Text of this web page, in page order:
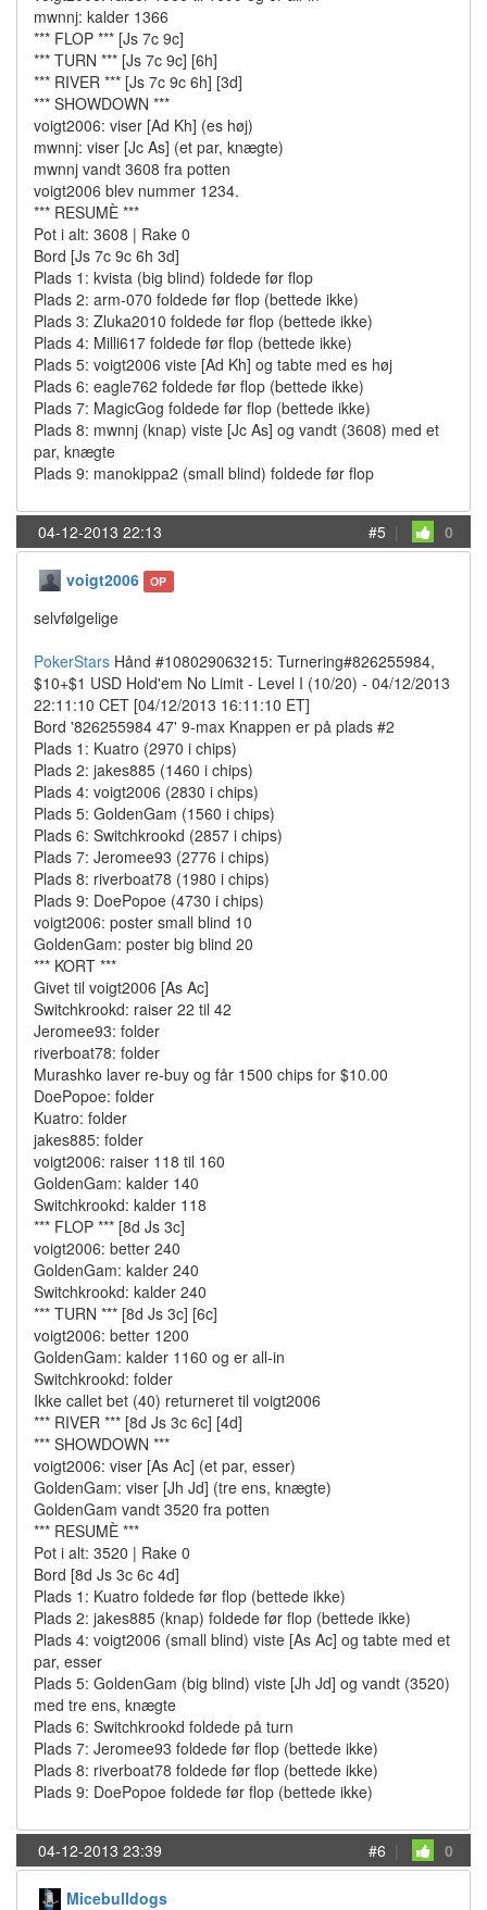
mwnnj: kalder 1366
*** FLOP *** [Js 7c 9c]
*** TURN *** [Js 7c 9c] [6h]
*** RIVER *** [Js 7c 9c 6h] [3d]
*** SHOWDOWN ***
voigt2006: viser [Ad Kh] (es høj)
mwnnj: viser [Jc As] (et par, knægte)
mwnnj vandt 3608 fra potten
voigt2006 blev nummer 1234.
*** RESUMÈ ***
Pot i alt: 3608 | Rake 0
Bord [Js 7c 9c 6h 3d]
Plads 1: kvista (big blind) foldede før flop
Plads 2: arm-070 foldede før flop (bettede ikke)
Plads 3: Zluka2010 foldede før flop (bettede ikke)
Plads 4: Milli617 foldede før flop (bettede ikke)
Plads 5: voigt2006 viste [Ad Kh] og tabte med es høj
Plads 6: eagle762 foldede før flop (bettede ikke)
Plads 7: MagicGog foldede før flop (bettede ikke)
Plads 8: mwnnj (knap) viste [Jc As] og vandt (3608) med et
par, knægte
Plads 9: manokippa2 (small blind) foldede før flop
04-12-2013 22:13 #5 | 0
voigt2006 OP
selvfølgelige
PokerStars Hånd #108029063215: Turnering#826255984,
$10+$1 USD Hold'em No Limit - Level I (10/20) - 04/12/2013
22:11:10 CET [04/12/2013 16:11:10 ET]
Bord '826255984 47' 9-max Knappen er på plads #2
Plads 1: Kuatro (2970 i chips)
Plads 2: jakes885 (1460 i chips)
Plads 4: voigt2006 (2830 i chips)
Plads 5: GoldenGam (1560 i chips)
Plads 6: Switchkrookd (2857 i chips)
Plads 7: Jeromee93 (2776 i chips)
Plads 8: riverboat78 (1980 i chips)
Plads 9: DoePopoe (4730 i chips)
voigt2006: poster small blind 10
GoldenGam: poster big blind 20
*** KORT ***
Givet til voigt2006 [As Ac]
Switchkrookd: raiser 22 til 42
Jeromee93: folder
riverboat78: folder
Murashko laver re-buy og får 1500 chips for $10.00
DoePopoe: folder
Kuatro: folder
jakes885: folder
voigt2006: raiser 118 til 160
GoldenGam: kalder 140
Switchkrookd: kalder 118
*** FLOP *** [8d Js 3c]
voigt2006: better 240
GoldenGam: kalder 240
Switchkrookd: kalder 240
*** TURN *** [8d Js 3c] [6c]
voigt2006: better 1200
GoldenGam: kalder 1160 og er all-in
Switchkrookd: folder
Ikke callet bet (40) returneret til voigt2006
*** RIVER *** [8d Js 3c 6c] [4d]
*** SHOWDOWN ***
voigt2006: viser [As Ac] (et par, esser)
GoldenGam: viser [Jh Jd] (tre ens, knægte)
GoldenGam vandt 3520 fra potten
*** RESUMÈ ***
Pot i alt: 3520 | Rake 0
Bord [8d Js 3c 6c 4d]
Plads 1: Kuatro foldede før flop (bettede ikke)
Plads 2: jakes885 (knap) foldede før flop (bettede ikke)
Plads 4: voigt2006 (small blind) viste [As Ac] og tabte med et
par, esser
Plads 5: GoldenGam (big blind) viste [Jh Jd] og vandt (3520)
med tre ens, knægte
Plads 6: Switchkrookd foldede på turn
Plads 7: Jeromee93 foldede før flop (bettede ikke)
Plads 8: riverboat78 foldede før flop (bettede ikke)
Plads 9: DoePopoe foldede før flop (bettede ikke)
04-12-2013 23:39 #6 | 0
Micebulldogs